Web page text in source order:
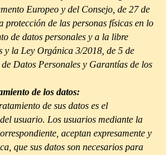
Europeo y del Consejo, de 27 de
de las personas físicas en lo
de datos personales y a la libre
y la Ley Orgánica 3/2018, de 5 de
Datos Personales y Garantías de los
de los datos:
de sus datos es el
usuario. Los usuarios mediante la
aceptan expresamente y
que sus datos son necesarios para